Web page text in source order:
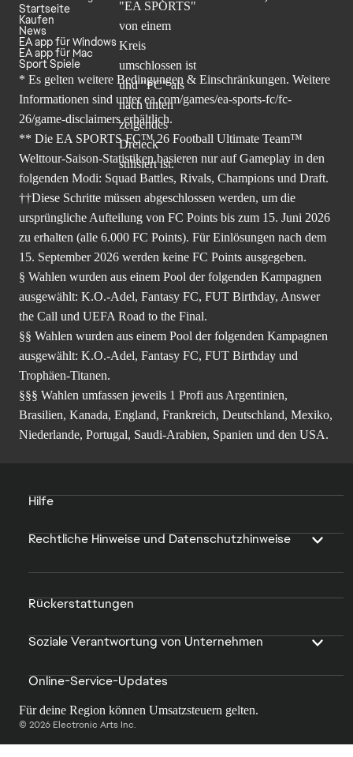
Startseite
Kaufen
News
EA app für Windows
EA app für Mac
Sport Spiele
* Es gelten weitere Bedingungen & Einschränkungen. Weitere
Informationen sind unterea.com/games/ea-sports-fc/fc-
26/game-disclaimers erhältlich.
** Die EA SPORTS FC™ 26 Football Ultimate Team™
Welttour-Saison-Statistiken basieren nur auf Gameplay in den
folgenden Modi: Squad Battles, Rivals, Champions und Draft.
††Diese Schritte müssen abgeschlossen werden, um die
ursprüngliche Aufteilung von FC Points bis zum 15. Juni 2026
zu erhalten (alle 6.000 FC Points). Für Einlösungen nach dem
15. September 2026 werden keine FC Points ausgegeben.
§ Wahlen wurden aus einem Pool der folgenden Kampagnen
ausgewählt: K.O.-Adel, Fantasy FC, FUT Birthday, Answer
the Call und UEFA Road to the Final.
§§ Wahlen wurden aus einem Pool der folgenden Kampagnen
ausgewählt: K.O.-Adel, Fantasy FC, FUT Birthday und
Trophäen-Titanen.
§§§ Wahlen umfassen jeweils 1 Profi aus Argentinien,
Brasilien, Kanada, England, Frankreich, Deutschland, Mexiko,
Niederlande, Portugal, Saudi-Arabien, Spanien und den USA.
Hilfe
Rechtliche Hinweise und Datenschutzhinweise
Rückerstattungen
Soziale Verantwortung von Unternehmen
Online-Service-Updates
Für deine Region können Umsatzsteuern gelten.
© 2026 Electronic Arts Inc.